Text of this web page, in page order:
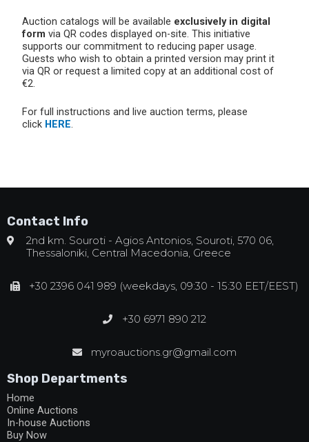
Auction catalogs will be available exclusively in digital
form via QR codes displayed on-site. This initiative
supports our commitment to reducing paper usage.
Guests who wish to obtain a printed version may print it
via QR or request a limited copy at an additional cost of
€2.
For full instructions and live auction terms, please
click HERE.
Contact Info
2nd km. Souroti - Agios Antonios, Souroti, 570 06,
Thessaloniki, Central Macedonia, Greece
+30 2396 041 989 (weekdays, 09:30 - 15:30 EET/EEST)
+30 6971 890 212
myroauctions.gr@gmail.com
Shop Departments
Home
Online Auctions
In-house Auctions
Buy Now